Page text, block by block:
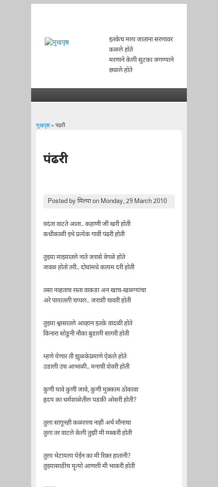
इतकेच मला जातांना सरणावर
कळले होते
मरणाने केली सुटका जगण्याने
छळले होते
मुखपृष्ठ» पंढरी
पंढरी
Posted byमिल्याon Monday, 29 March 2010
वदंता वाटते आता.. कहाणी जी खरी होती
कधीकाळी इथे प्रत्येक गावी पंढरी होती
तुझ्या माझ्यातले नाते जरासे वेगळे होते
जवळ होतो तरी.. दोघांमधे कायम दरी होती
तसा नव्हताच रस्ता वाकडा अन खाच-खळग्यांचा
अरे पायातली चप्पल.. जराशी चावरी होती
तुझ्या श्वासातले आव्हान इतके वादळी होते
किनारा सोडुनी नौका बुडाली सागरी होती
म्हणे येणार ती झुळकेप्रमाणे ऐकले होते
उडाली उंच आभाळी.. मनाची शेवरी होती
कुणी यावे कुणी जावे, कुणी मुक्काम ठोकावा
हृदय का धर्मशाळेतील पडकी ओसरी होती?
तुला सांगूनही कळलाच नाही अर्थ मौनाचा
तुला तर वाटले केली तुझी मी मस्करी होती
तुला भेटायला येईन का मी रिक्त हातांनी?
तुझ्यासाठीच मॄत्यो आणली मी भाकरी होती